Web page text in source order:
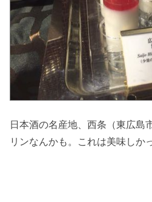
日本酒の名産地、西条（東広島
リンなんかも。これは美味しか